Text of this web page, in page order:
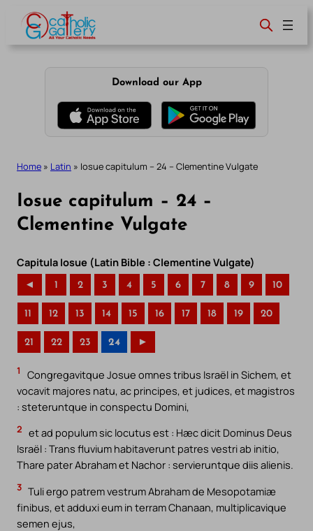
content
Download our App
Home » Latin » Iosue capitulum – 24 – Clementine Vulgate
Iosue capitulum – 24 –
Clementine Vulgate
Capitula Iosue (Latin Bible : Clementine Vulgate)
◄ 1 2 3 4 5 6 7 8 9 10
11 12 13 14 15 16 17 18 19 20
21 22 23 24 ►
1
Congregavitque Josue omnes tribus Israël in Sichem, et
vocavit majores natu, ac principes, et judices, et magistros
: steteruntque in conspectu Domini,
2 et ad populum sic locutus est : Hæc dicit Dominus Deus
Israël : Trans fluvium habitaverunt patres vestri ab initio,
Thare pater Abraham et Nachor : servieruntque diis alienis.
3 Tuli ergo patrem vestrum Abraham de Mesopotamiæ
finibus, et adduxi eum in terram Chanaan, multiplicavique
semen ejus,